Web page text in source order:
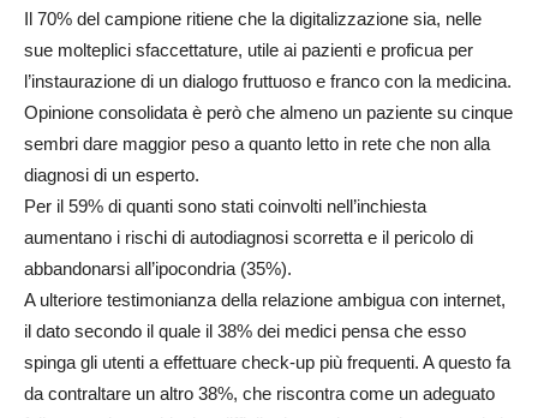
Il 70% del campione ritiene che la digitalizzazione sia, nelle
sue molteplici sfaccettature, utile ai pazienti e proficua per
l’instaurazione di un dialogo fruttuoso e franco con la medicina.
Opinione consolidata è però che almeno un paziente su cinque
sembri dare maggior peso a quanto letto in rete che non alla
diagnosi di un esperto.
Per il 59% di quanti sono stati coinvolti nell’inchiesta
aumentano i rischi di autodiagnosi scorretta e il pericolo di
abbandonarsi all’ipocondria (35%).
A ulteriore testimonianza della relazione ambigua con internet,
il dato secondo il quale il 38% dei medici pensa che esso
spinga gli utenti a effettuare check-up più frequenti. A questo fa
da contraltare un altro 38%, che riscontra come un adeguato